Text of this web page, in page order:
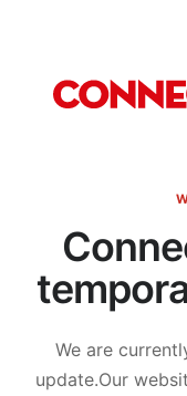
We are
update.Our